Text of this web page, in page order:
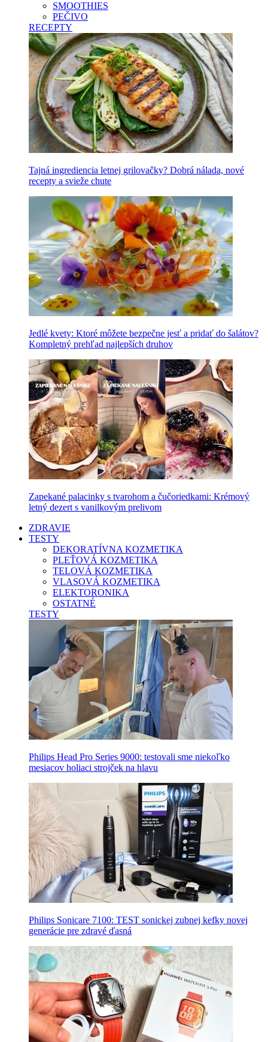
SMOOTHIES
PEČIVO
RECEPTY
Tajná ingrediencia letnej grilovačky? Dobrá nálada, nové
recepty a svieže chute
Jedlé kvety: Ktoré môžete bezpečne jesť a pridať do šalátov?
Kompletný prehľad najlepších druhov
Zapekané palacinky s tvarohom a čučoriedkami: Krémový
letný dezert s vanilkovým prelivom
ZDRAVIE
TESTY
DEKORATÍVNA KOZMETIKA
PLEŤOVÁ KOZMETIKA
TELOVÁ KOZMETIKA
VLASOVÁ KOZMETIKA
ELEKTORONIKA
OSTATNÉ
TESTY
Philips Head Pro Series 9000: testovali sme niekoľko
mesiacov holiaci strojček na hlavu
Philips Sonicare 7100: TEST sonickej zubnej kefky novej
generácie pre zdravé ďasná